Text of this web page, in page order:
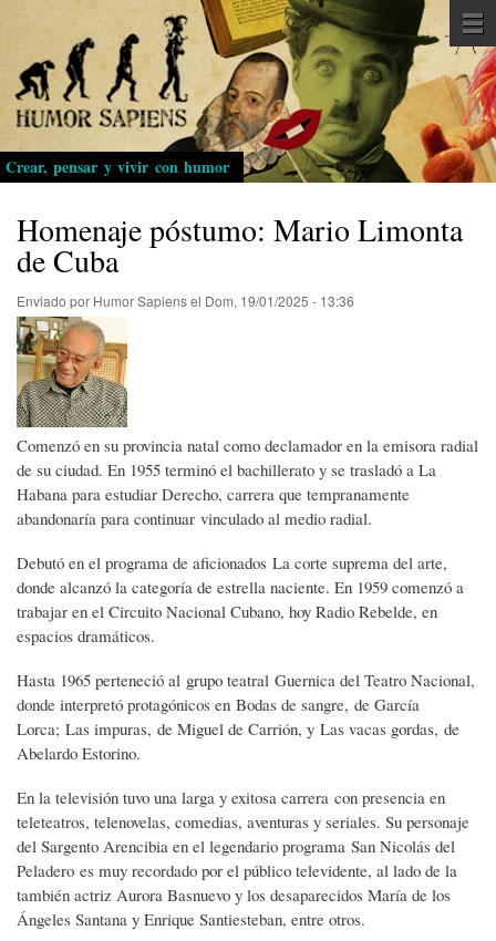
Pasar
al
contenido
principal
Crear, pensar y vivir con humor
Homenaje póstumo: Mario Limonta
de Cuba
Enviado por Humor Sapiensel Dom, 19/01/2025 - 13:36
Comenzó en su provincia natal como declamador en la emisora radial
de su ciudad. En 1955 terminó el bachillerato y se trasladó a La
Habana para estudiar Derecho, carrera que tempranamente
abandonaría para continuar vinculado al medio radial.
Debutó en el programa de aficionados La corte suprema del arte,
donde alcanzó la categoría de estrella naciente. En 1959 comenzó a
trabajar en el Circuito Nacional Cubano, hoy Radio Rebelde, en
espacios dramáticos.
Hasta 1965 perteneció al grupo teatral Guernica del Teatro Nacional,
donde interpretó protagónicos en Bodas de sangre, de García
Lorca; Las impuras, de Miguel de Carrión, y Las vacas gordas, de
Abelardo Estorino.
En la televisión tuvo una larga y exitosa carrera con presencia en
teleteatros, telenovelas, comedias, aventuras y seriales. Su personaje
del Sargento Arencibia en el legendario programa San Nicolás del
Peladero es muy recordado por el público televidente, al lado de la
también actriz Aurora Basnuevo y los desaparecidos María de los
Ángeles Santana y Enrique Santiesteban, entre otros.